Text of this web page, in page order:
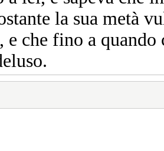
la sua metà
e che fino a